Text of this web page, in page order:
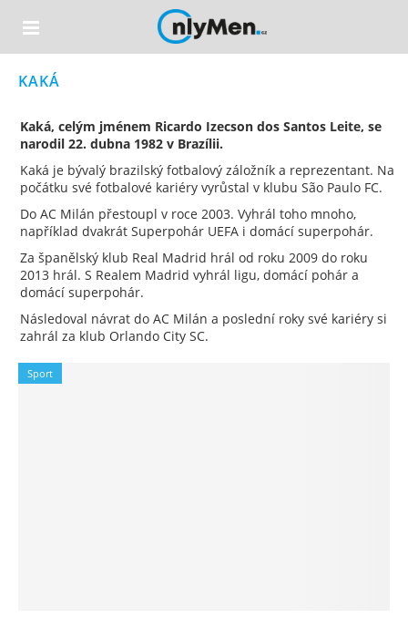
KAKÁ
Kaká, celým jménem Ricardo Izecson dos Santos Leite, se
narodil 22. dubna 1982 v Brazílii.
Kaká je bývalý brazilský fotbalový záložník a reprezentant. Na
počátku své fotbalové kariéry vyrůstal v klubu São Paulo FC.
Do AC Milán přestoupl v roce 2003. Vyhrál toho mnoho,
například dvakrát Superpohár UEFA i domácí superpohár.
Za španělský klub Real Madrid hrál od roku 2009 do roku
2013 hrál. S Realem Madrid vyhrál ligu, domácí pohár a
domácí superpohár.
Následoval návrat do AC Milán a poslední roky své kariéry si
zahrál za klub Orlando City SC.
Sport